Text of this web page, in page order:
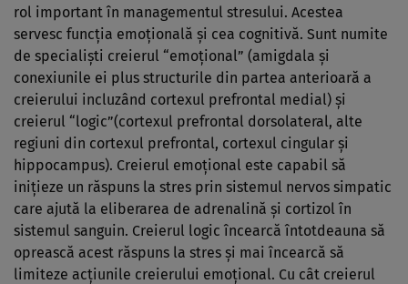
rol important în managementul stresului. Acestea
servesc funcţia emoţională şi cea cognitivă. Sunt numite
de specialişti creierul “emoţional” (amigdala şi
conexiunile ei plus structurile din partea anterioară a
creierului incluzând cortexul prefrontal medial) şi
creierul “logic”(cortexul prefrontal dorsolateral, alte
regiuni din cortexul prefrontal, cortexul cingular şi
hippocampus). Creierul emoţional este capabil să
iniţieze un răspuns la stres prin sistemul nervos simpatic
care ajută la eliberarea de adrenalină şi cortizol în
sistemul sanguin. Creierul logic încearcă întotdeauna să
oprească acest răspuns la stres şi mai încearcă să
limiteze acţiunile creierului emoţional. Cu cât creierul